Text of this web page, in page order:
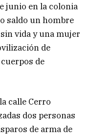
junio en la colonia
saldo un hombre
vida y una mujer
de
de
calle Cerro
dos personas
de arma de